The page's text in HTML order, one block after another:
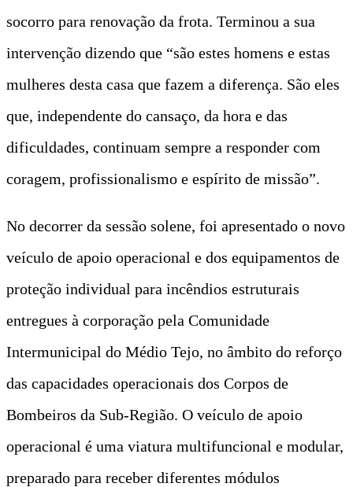
socorro para renovação da frota. Terminou a sua
intervenção dizendo que “são estes homens e estas
mulheres desta casa que fazem a diferença. São eles
que, independente do cansaço, da hora e das
dificuldades, continuam sempre a responder com
coragem, profissionalismo e espírito de missão”.
No decorrer da sessão solene, foi apresentado o novo
veículo de apoio operacional e dos equipamentos de
proteção individual para incêndios estruturais
entregues à corporação pela Comunidade
Intermunicipal do Médio Tejo, no âmbito do reforço
das capacidades operacionais dos Corpos de
Bombeiros da Sub-Região. O veículo de apoio
operacional é uma viatura multifuncional e modular,
preparado para receber diferentes módulos